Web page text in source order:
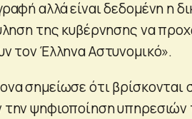
αλλά είναι δεδομένη η
της κυβέρνησης να
τον Έλληνα Αστυνομικό».
σημείωσε ότι βρίσκονται
ψηφιοποίηση υπηρεσιών